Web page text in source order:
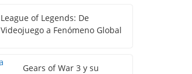
League of Legends: De
Videojuego a Fenómeno Global
Gears of War 3 y su